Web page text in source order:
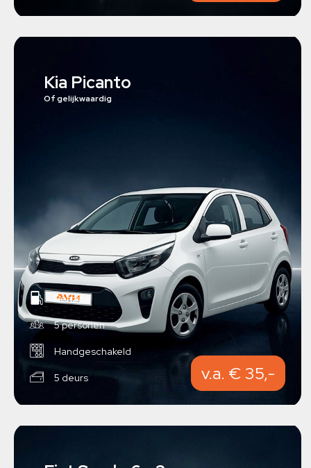
Kia Picanto
Of gelijkwaardig
Benzine
5 personen
Handgeschakeld
5 deurs v.a. € 35,-